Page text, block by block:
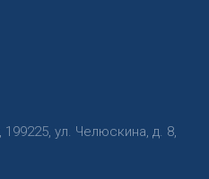
199225 ул. Челюскина, д. 8,